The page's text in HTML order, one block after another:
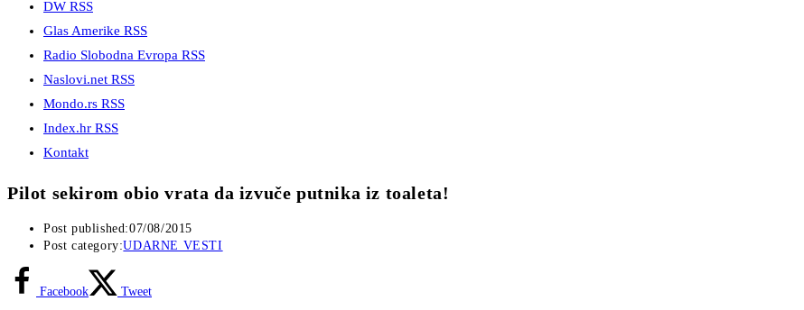
DW RSS
Glas Amerike RSS
Radio Slobodna Evropa RSS
Naslovi.net RSS
Mondo.rs RSS
Index.hr RSS
Kontakt
Pilot sekirom obio vrata da izvuče putnika iz toaleta!
Post published:07/08/2015
Post category:UDARNE VESTI
Facebook Tweet